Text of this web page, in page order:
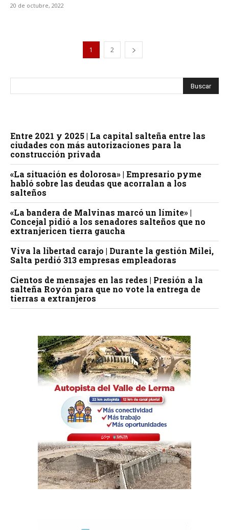
20 de octubre, 2022
1 2
Entre 2021 y 2025 | La capital salteña entre las
ciudades con más autorizaciones para la
construcción privada
«La situación es dolorosa» | Empresario pyme
habló sobre las deudas que acorralan a los
salteños
«La bandera de Malvinas marcó un límite» |
Concejal pidió a los senadores salteños que no
extranjericen tierra gaucha
Viva la libertad carajo | Durante la gestión Milei,
Salta perdió 313 empresas empleadoras
Cientos de mensajes en las redes | Presión a la
salteña Royón para que no vote la entrega de
tierras a extranjeros